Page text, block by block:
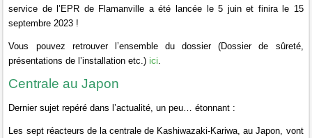
service de l’EPR de Flamanville a été lancée le 5 juin et finira le 15
septembre 2023 !
Vous pouvez retrouver l’ensemble du dossier (Dossier de sûreté,
présentations de l’installation etc.) ici
Centrale au Japon
Dernier sujet repéré dans l’actualité, un peu… étonnant :
Les sept réacteurs de la centrale de Kashiwazaki-Kariwa, au Japon, vont